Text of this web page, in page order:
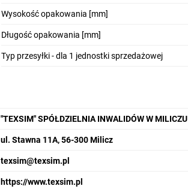
Wysokość opakowania [mm]
Długość opakowania [mm]
Typ przesyłki - dla 1 jednostki sprzedażowej
"TEXSIM" SPÓŁDZIELNIA INWALIDÓW W MILICZU
ul. Stawna 11A, 56-300 Milicz
texsim@texsim.pl
https://www.texsim.pl